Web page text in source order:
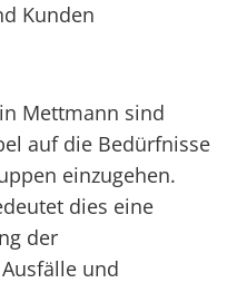
Kunden
Mettmann sind
auf die Bedürfnisse
einzugehen.
dies eine
der
und